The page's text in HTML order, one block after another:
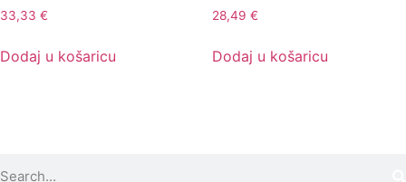
33,33 €
Dodaj u košaricu
28,49 €
Dodaj u košaricu